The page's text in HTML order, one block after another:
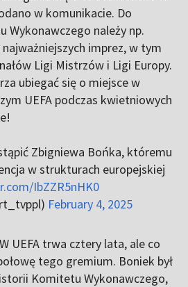
w komunikacie. Do
należy np.
imprez, w tym
Ligi Mistrzów i Ligi Europy.
ubiegać się o miejsce w
UEFA podczas kwietniowych
Zbigniewa Bońka, któremu
w strukturach europejskiej
IbZZR5nHK0
February 4, 2025
UEFA trwa cztery lata, ale co
tego gremium. Boniek był
Komitetu Wykonawczego,